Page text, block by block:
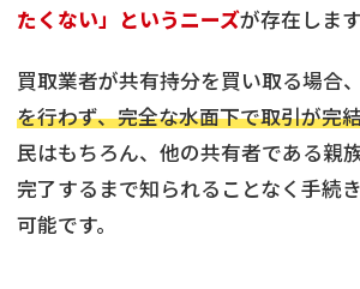
たくない」というニーズが存在します
買取業者が共有持分を買い取る場合、
を行わず、完全な水面下で取引が完
民はもちろん、他の共有者である親
完了するまで知られることなく手続
可能です。